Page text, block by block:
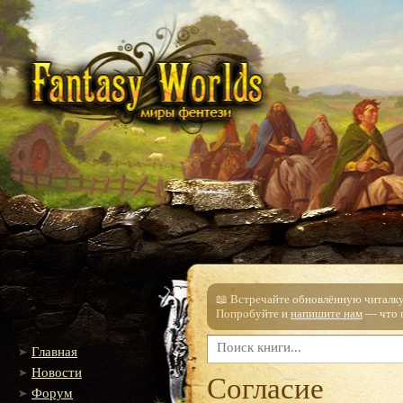
Главная
Новости
Форум
📖 Встречайте обновлённую
Попробуйте и напишите нам — что
Согласие